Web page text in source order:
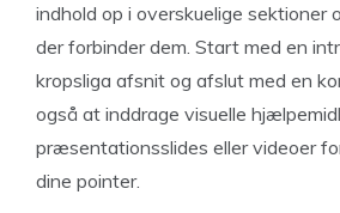
indhold op i overskuelige sektioner
der forbinder dem. Start med en
kropsliga afsnit og afslut med en
også at inddrage visuelle
præsentationsslides eller videoer
dine pointer.